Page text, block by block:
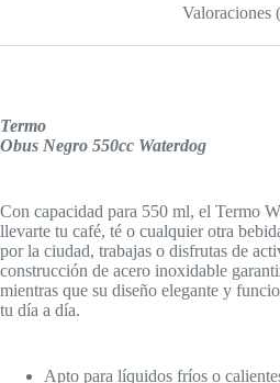
Valoraciones
Termo
Obus Negro 550cc Waterdog
Con capacidad para 550 ml, el Termo
llevarte tu café, té o cualquier otra
por la ciudad, trabajas o disfrutas de
construcción de acero inoxidable
mientras que su diseño elegante y
tu día a día.
Apto para líquidos fríos o